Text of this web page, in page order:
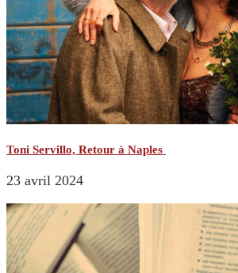
Toni Servillo, Retour à Naples
23 avril 2024